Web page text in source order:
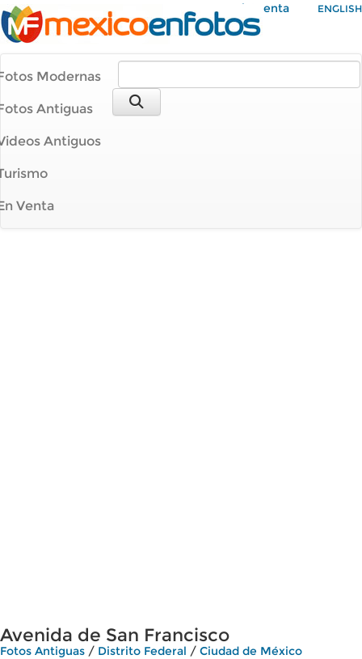
Mi Cuenta ENGLISH
Modernas
Antiguas
Antiguos
Venta
Avenida de San Francisco
Fotos Antiguas / Distrito Federal / Ciudad de México